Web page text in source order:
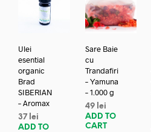
Ulei
esential
organic
Brad
SIBERIAN
– Aromax
37 lei
ADD TO
Sare Baie
cu
Trandafiri
– Yamuna
– 1.000 g
49 lei
ADD TO
CART